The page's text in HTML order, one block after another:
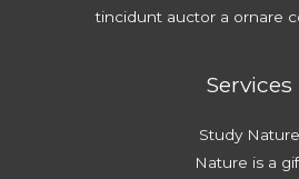
tincidunt auctor a ornare
Services
Study Nature
Nature is a